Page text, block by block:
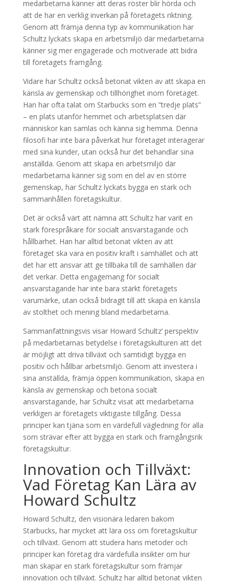
medarbetarna känner att deras röster blir hörda och
att de har en verklig inverkan på företagets riktning.
Genom att främja denna typ av kommunikation har
Schultz lyckats skapa en arbetsmiljö där medarbetarna
känner sig mer engagerade och motiverade att bidra
till företagets framgång.
Vidare har Schultz också betonat vikten av att skapa en
känsla av gemenskap och tillhörighet inom företaget.
Han har ofta talat om Starbucks som en ”tredje plats”
– en plats utanför hemmet och arbetsplatsen där
människor kan samlas och känna sig hemma. Denna
filosofi har inte bara påverkat hur företaget interagerar
med sina kunder, utan också hur det behandlar sina
anställda. Genom att skapa en arbetsmiljö där
medarbetarna känner sig som en del av en större
gemenskap, har Schultz lyckats bygga en stark och
sammanhållen företagskultur.
Det är också värt att nämna att Schultz har varit en
stark förespråkare för socialt ansvarstagande och
hållbarhet. Han har alltid betonat vikten av att
företaget ska vara en positiv kraft i samhället och att
det har ett ansvar att ge tillbaka till de samhällen där
det verkar. Detta engagemang för socialt
ansvarstagande har inte bara stärkt företagets
varumärke, utan också bidragit till att skapa en känsla
av stolthet och mening bland medarbetarna.
Sammanfattningsvis visar Howard Schultz’ perspektiv
på medarbetarnas betydelse i företagskulturen att det
är möjligt att driva tillväxt och samtidigt bygga en
positiv och hållbar arbetsmiljö. Genom att investera i
sina anställda, främja öppen kommunikation, skapa en
känsla av gemenskap och betona socialt
ansvarstagande, har Schultz visat att medarbetarna
verkligen är företagets viktigaste tillgång. Dessa
principer kan tjäna som en värdefull vägledning för alla
som strävar efter att bygga en stark och framgångsrik
företagskultur.
Innovation och Tillväxt:
Vad Företag Kan Lära av
Howard Schultz
Howard Schultz, den visionära ledaren bakom
Starbucks, har mycket att lära oss om företagskultur
och tillväxt. Genom att studera hans metoder och
principer kan företag dra värdefulla insikter om hur
man skapar en stark företagskultur som främjar
innovation och tillväxt. Schultz har alltid betonat vikten